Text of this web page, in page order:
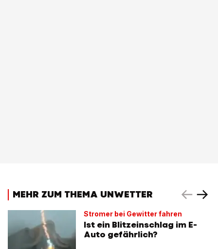
MEHR ZUM THEMA UNWETTER
Stromer bei Gewitter fahren
Ist ein Blitzeinschlag im E-
Auto gefährlich?